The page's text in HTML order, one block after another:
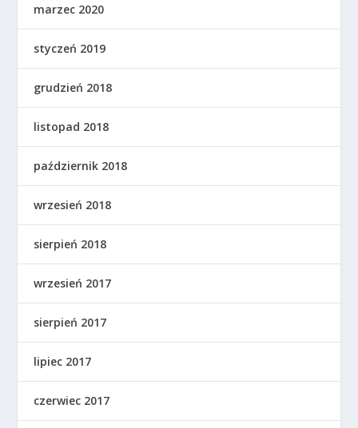
marzec 2020
styczeń 2019
grudzień 2018
listopad 2018
październik 2018
wrzesień 2018
sierpień 2018
wrzesień 2017
sierpień 2017
lipiec 2017
czerwiec 2017